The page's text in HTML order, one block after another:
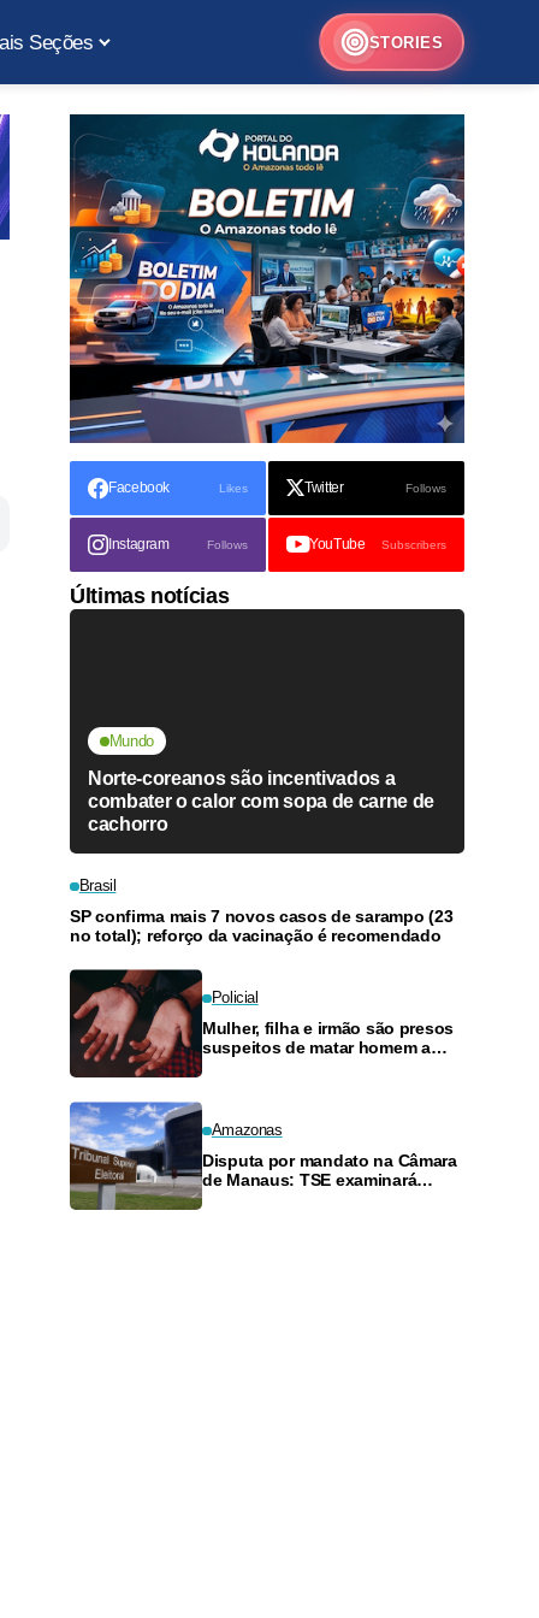
Seções STORIES
Facebook Likes Twitter Follows
Instagram Follows YouTube Subscribers
Últimas notícias
Mundo
Norte-coreanos são incentivados a
combater o calor com sopa de carne de
cachorro
Brasil
SP confirma mais 7 novos casos de sarampo (23
no total); reforço da vacinação é recomendado
Policial
Mulher, filha e irmão são presos
suspeitos de matar homem a
Amazonas
Disputa por mandato na Câmara
de Manaus: TSE examinará